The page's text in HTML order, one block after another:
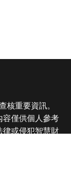
核重要資訊。
僅供個人參考
或侵犯智慧財